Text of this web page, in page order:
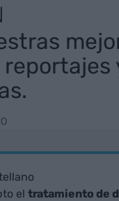
el tratamiento de